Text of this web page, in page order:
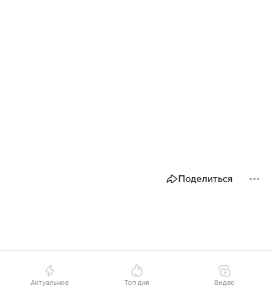
Поделиться
Актуальное Топ дня Видео